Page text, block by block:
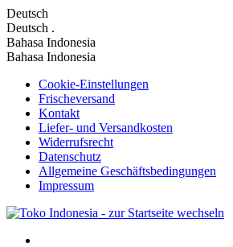
Deutsch
Deutsch .
Bahasa Indonesia
Bahasa Indonesia
Cookie-Einstellungen
Frischeversand
Kontakt
Liefer- und Versandkosten
Widerrufsrecht
Datenschutz
Allgemeine Geschäftsbedingungen
Impressum